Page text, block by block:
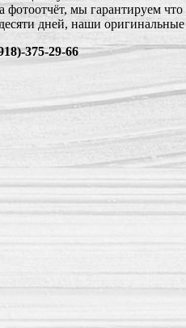
фотоотчёт, мы гарантируем
дней, наши
375-29-66